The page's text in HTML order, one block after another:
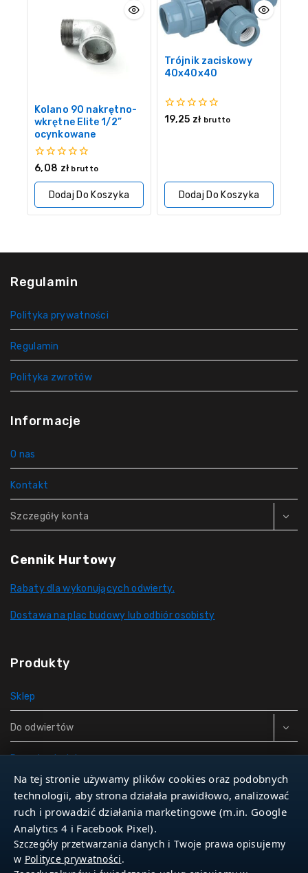
Kolano 90 nakrętno-
wkrętne Elite 1/2”
ocynkowane
0
5
6,08 zł brutto
Dodaj Do Koszyka
Trójnik zaciskowy
40x40x40
0
19,25 zł brutto
Dodaj Do Koszyka
Regulamin
Polityka prywatności
Regulamin
Polityka zwrotów
Informacje
O nas
Kontakt
Szczegóły konta
Cennik Hurtowy
Rabaty dla wykonujących odwierty.
Dostawa na plac budowy lub odbiór osobisty
Produkty
Sklep
Do odwiertów
Rury do studni
Zbiorniki hydroforowe
Narzędzia
Na tej stronie używamy plików cookies oraz podobnych
technologii, aby strona działała prawidłowo, analizować
ruch i prowadzić działania marketingowe (m.in. Google
Analytics 4 i Facebook Pixel).
Szczegóły przetwarzania danych i Twoje prawa opisujemy
w Polityce prywatności.